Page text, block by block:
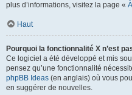
plus d’informations, visitez la page «
Haut
Pourquoi la fonctionnalité X n’est
Ce logiciel a été développé et mis
pensez qu’une fonctionnalité
phpBB Ideas (en anglais) où vous
en suggérer de nouvelles.